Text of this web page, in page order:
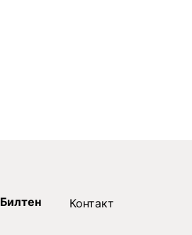
Билтен Контакт